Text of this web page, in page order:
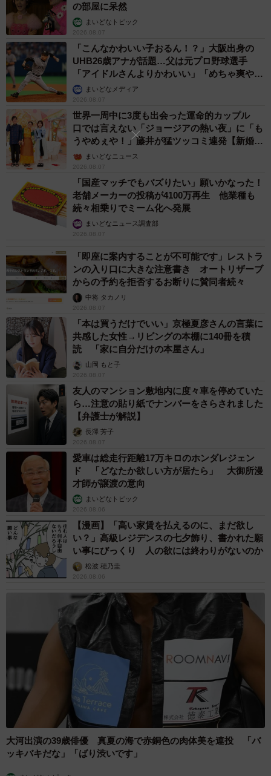
の部屋に呆然
まいどなトピック
2026.08.07
「こんなかわいい子おるん！？」大阪出身の
UHB26歳アナが話題…父は元プロ野球選手
「アイドルさんよりかわいい」「めちゃ爽や
か」まいどなメディア
2026.08.07
世界一周中に3度も出会った運命的カップル
口では言えない「ジョージアの熱い夜」に「も
うやめぇや！」藤井が猛ツッコミ連発【新婚さ
ん】まいどなニュース
2026.08.07
「国産マッチでもバズりたい」願いかなった！
老舗メーカーの投稿が4100万再生 他業種も
続々相乗りでミーム化へ発展
まいどなニュース調査部
2026.08.07
「即座に案内することが不可能です」レストラ
ンの入り口に大きな注意書き オートリザーブ
からの予約を拒否するお断りに賛同者続々
中将 タカノリ
2026.08.07
「本は買うだけでいい」京極夏彦さんの言葉に
共感した女性→リビングの本棚に140冊を積
読 「家に自分だけの本屋さん」
山岡 もと子
2026.08.07
友人のマンション敷地内に度々車を停めていた
ら…注意の貼り紙でナンバーをさらされました
【弁護士が解説】
長澤 芳子
2026.08.07
愛車は総走行距離17万キロのホンダレジェン
ド 「どなたか欲しい方が居たら」 大御所漫
才師が譲渡の意向
まいどなトピック
2026.08.06
【漫画】「高い家賃を払えるのに、まだ欲し
い？」高級レジデンスの七夕飾り、書かれた願
い事にびっくり 人の欲には終わりがないのか
松波 穂乃圭
2026.08.06
大河出演の39歳俳優 真夏の海で赤銅色の肉体美を連投 「バ
ッキバキだな」「ばり渋いです」